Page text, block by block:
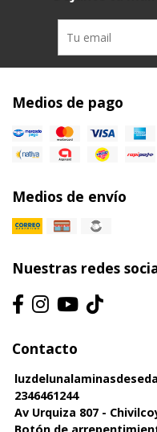
Medios de pago
Medios de envío
Nuestras redes
Contacto
2346461244
Av Urquiza 807 -